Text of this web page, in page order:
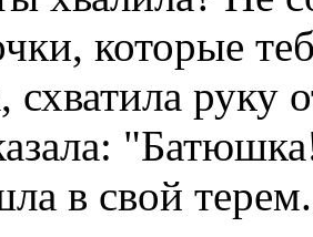
которые
схватила руку
в свой терем.